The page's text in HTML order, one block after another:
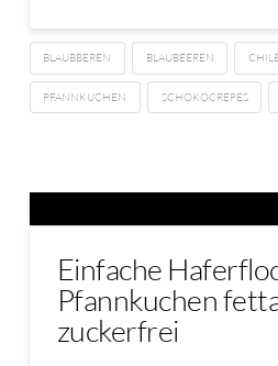
BLAUBBEREN BLAUBEEREN
PFANNKUCHEN SCHOKOCREPES
Einfache
Pfannkuchen
zuckerfrei